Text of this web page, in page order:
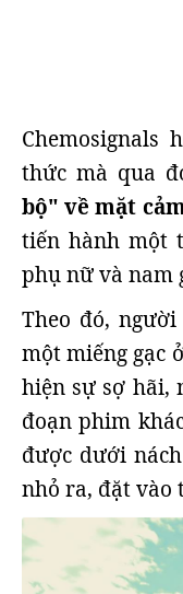
Chemosignals
thức mà qua
bộ" về mặt
tiến hành một
phụ nữ và nam
Theo đó,
một miếng gạc
hiện sự sợ hãi,
đoạn phim
được dưới
nhỏ ra, đặt vào